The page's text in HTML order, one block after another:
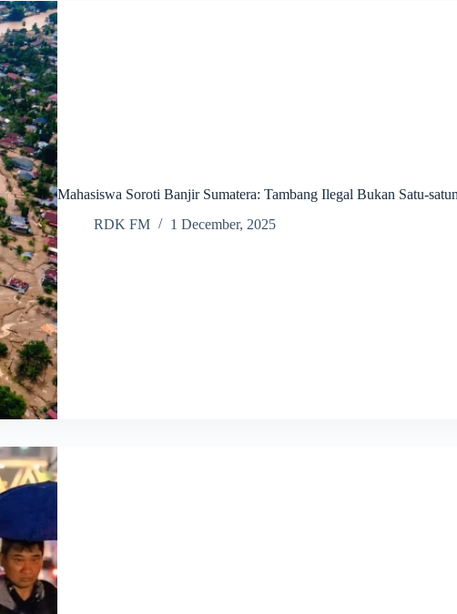
Mahasiswa Soroti Banjir Sumatera: Tambang Ilegal Bukan Satu-
RDK FM
1 December, 2025